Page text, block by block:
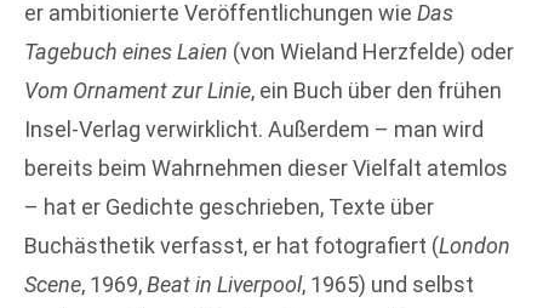
er ambitionierte Veröffentlichungen wie Das
Tagebuch eines Laien (von Wieland Herzfelde) oder
Vom Ornament zur Linie, ein Buch über den frühen
Insel-Verlag verwirklicht. Außerdem – man wird
bereits beim Wahrnehmen dieser Vielfalt atemlos
– hat er Gedichte geschrieben, Texte über
Buchästhetik verfasst, er hat fotografiert (London
Scene, 1969,Beat in Liverpool, 1965) und selbst